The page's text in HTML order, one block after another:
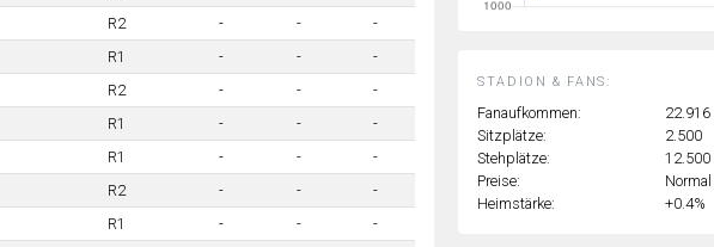
R2 - -
-
R1 - -
-
R2 - -
-
R1 - -
-
R1 - -
-
R2 - -
-
R1 - -
-
STADION & FANS:
Fanaufkommen:
22.916
Sitzplätze:
2.500
Stehplätze:
12.500
Preise:
Normal
Heimstärke:
+0.4%